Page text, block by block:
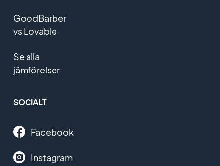
GoodBarber
vs Lovable
Se alla
jämförelser
SOCIALT
Facebook
Instagram